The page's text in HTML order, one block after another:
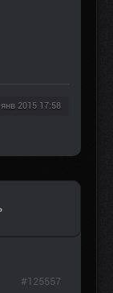
2015 17:58
#125557